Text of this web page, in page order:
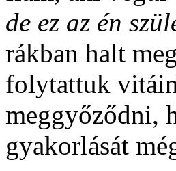
de ez az én
rákban halt
folytattuk
meggyőződni,
gyakorlását